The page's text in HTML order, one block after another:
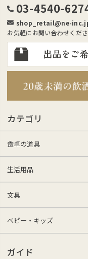
03-4540-
shop_retail@ne-
お気軽にお問い合わせくだ
カテゴリ
食卓の道具
生活用品
文具
ベビー・キッズ
ガイド